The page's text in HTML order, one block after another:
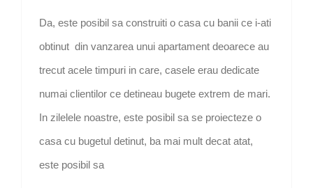
Da, este posibil sa construiti o casa cu banii ce i-ati
obtinut din vanzarea unui apartament deoarece au
trecut acele timpuri in care, casele erau dedicate
numai clientilor ce detineau bugete extrem de mari.
In zilelele noastre, este posibil sa se proiecteze o
casa cu bugetul detinut, ba mai mult decat atat,
este posibil sa